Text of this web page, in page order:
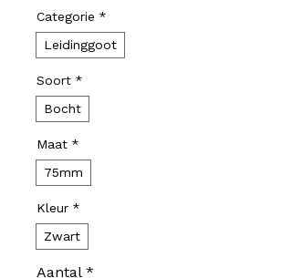
Categorie *
Leidinggoot
Soort *
Bocht
Maat *
75mm
Kleur *
Zwart
Aantal *